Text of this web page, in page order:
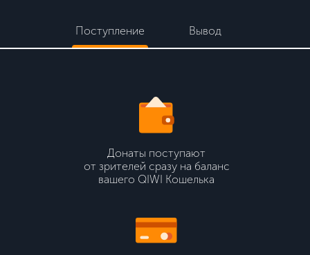
Поступление Вывод
Донаты поступают
от зрителей сразу на баланс
вашего QIWI Кошелька